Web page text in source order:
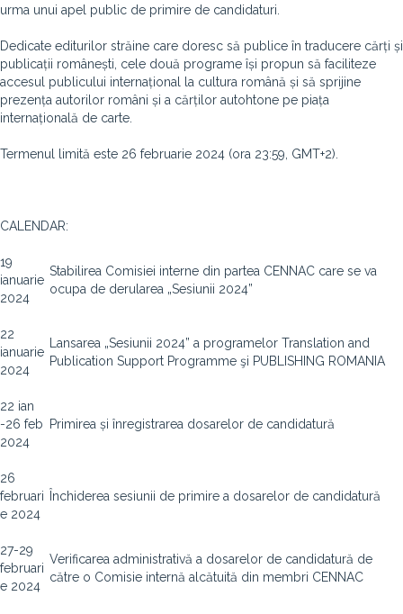
urma unui apel public de primire de candidaturi.
Dedicate editurilor străine care doresc să publice în traducere cărți și
publicații românești, cele două programe își propun să faciliteze
accesul publicului internațional la cultura română și să sprijine
prezența autorilor români și a cărților autohtone pe piața
internațională de carte.
Termenul limită este 26 februarie 2024 (ora 23:59, GMT+2).
CALENDAR:
19
ianuarie
2024
Stabilirea Comisiei interne din partea CENNAC care se va
ocupa de derularea „Sesiunii 2024”
22
ianuarie
2024
Lansarea „Sesiunii 2024” a programelor Translation and
Publication Support Programme şi PUBLISHING ROMANIA
22 ian
-26 feb
2024
Primirea și înregistrarea dosarelor de candidatură
26
februari
e 2024
Închiderea sesiunii de primire a dosarelor de candidatură
27-29
februari
e 2024
Verificarea administrativă a dosarelor de candidatură de
către o Comisie internă alcătuită din membri CENNAC